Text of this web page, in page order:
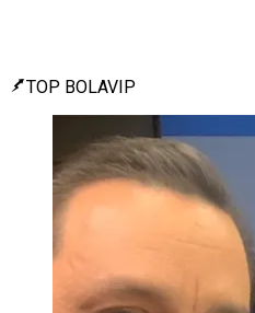
TOP BOLAVIP